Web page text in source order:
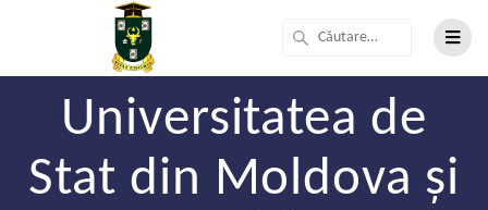
Universitatea de
Stat din Moldova și